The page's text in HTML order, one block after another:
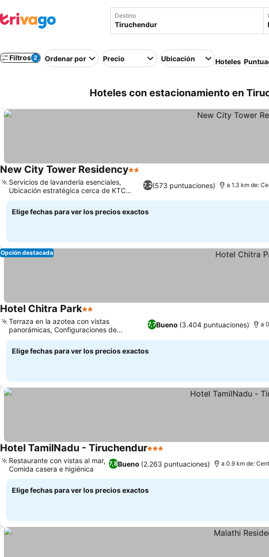
Destino
Filtros 2 Ordenar por Precio Ubicación Hoteles
Hoteles con estacionamiento en
New City Tower Residency2 Estrellas
7,2(573 puntuaciones)
Servicios de lavandería esenciales,
Ubicación estratégica cerca de KTC
Depo
a 1.3 km de:
Elige fechas para ver los precios exactos
Opción destacada
Hotel Chitra Park2 Estrellas
7,7Bueno (3.404 puntuaciones)
Terraza en la azotea con vistas
panorámicas, Configuraciones de
habitaciones para familias
a
Elige fechas para ver los precios exactos
Hotel TamilNadu - Tiruchendur3 Estrellas
7,8Bueno (2.263 puntuaciones)
Restaurante con vistas al mar,
Comida casera e higiénica
a 0.9 km de:
Elige fechas para ver los precios exactos